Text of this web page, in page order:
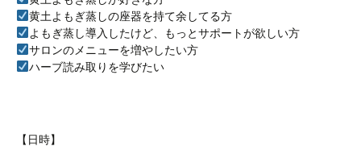
黄土よもぎ蒸しの座器を持て余してる方
よもぎ蒸し導入したけど、もっとサポートが欲しい方
サロンのメニューを増やしたい方
ハーブ読み取りを学びたい
【日時】